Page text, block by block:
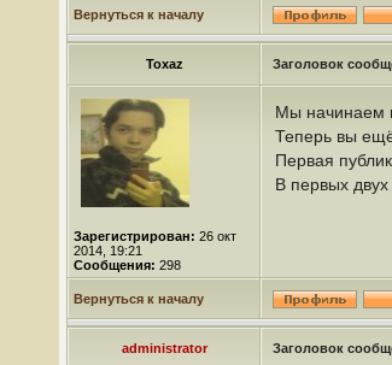
Вернуться к началу
Toxaz Заголовок
Зарегистрирован: 26 окт
2014, 19:21
Сообщения: 298
Мы начинаем
Теперь вы
Первая
В первых
Вернуться к началу
administrator Заголовок